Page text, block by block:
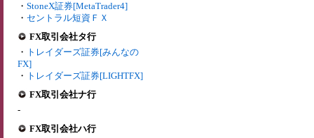
・ StoneX証券[MetaTrader4]
・ セントラル短資ＦＸ
FX取引会社タ行
・ トレイダーズ証券[みんなの
FX]
・ トレイダーズ証券[LIGHTFX]
FX取引会社ナ行
-
FX取引会社ハ行